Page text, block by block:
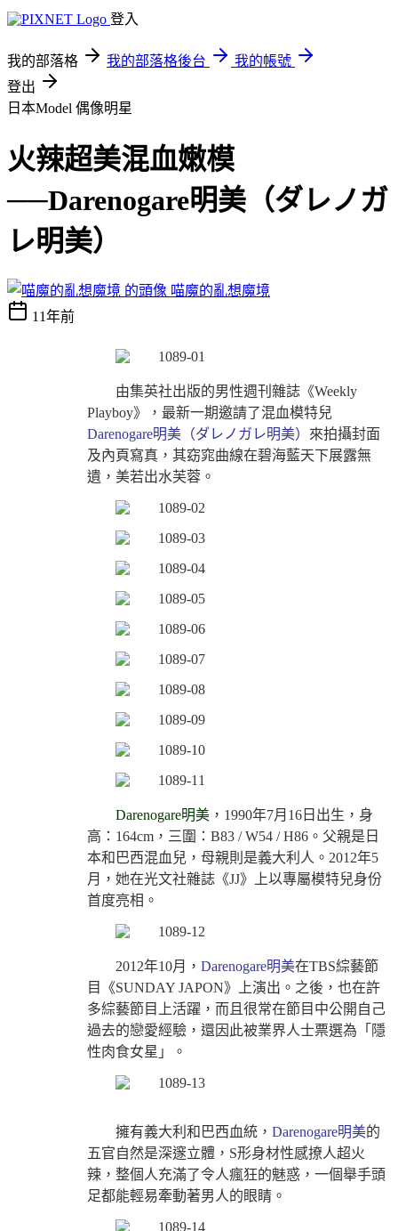
登入
我的部落格 我的部落格後台
我的帳號
登出
日本Model 偶像明星
火辣超美混血嫩模
──Darenogare明美（ダレノガ
レ明美）
喵魔的亂想魔境
11年前
由集英社出版的男性週刊雜誌《Weekly
Playboy》，最新一期邀請了混血模特兒
Darenogare明美（ダレノガレ明美） 來拍攝封面
及內頁寫真，其窈窕曲線在碧海藍天下展露無
遺，美若出水芙蓉。
Darenogare明美 ，1990年7月16日出生，身
高：164cm，三圍：B83 / W54 / H86。父親是日
本和巴西混血兒，母親則是義大利人。2012年5
月，她在光文社雜誌《JJ》上以專屬模特兒身份
首度亮相。
2012年10月， Darenogare明美在TBS綜藝節
目《SUNDAY JAPON》上演出。之後，也在許
多綜藝節目上活躍，而且很常在節目中公開自己
過去的戀愛經驗，還因此被業界人士票選為「隱
性肉食女星」。
擁有義大利和巴西血統， Darenogare明美的
五官自然是深邃立體，S形身材性感撩人超火
辣，整個人充滿了令人瘋狂的魅惑，一個舉手頭
足都能輕易牽動著男人的眼睛。